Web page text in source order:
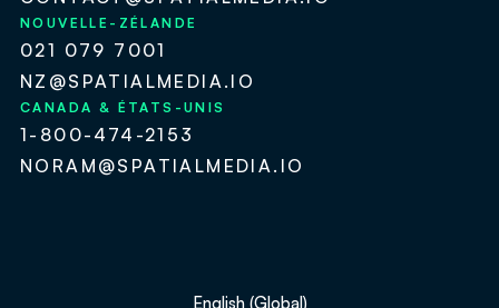
NOUVELLE-ZÉLANDE
021 079 7001
NZ@SPATIALMEDIA.IO
CANADA & ÉTATS-UNIS
1-800-474-2153
NORAM@SPATIALMEDIA.IO
English (Global)